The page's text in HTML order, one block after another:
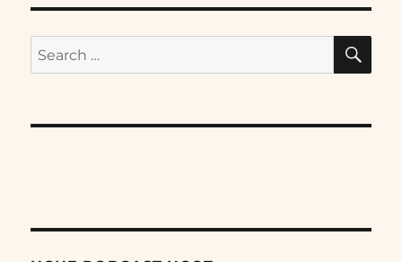
Search
for: